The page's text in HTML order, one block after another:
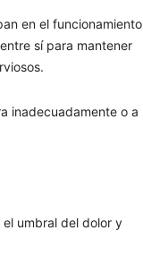
en el funcionamiento
sí para mantener
inadecuadamente o a
umbral del dolor y